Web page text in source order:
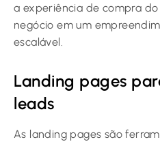
a experiência de compra do
negócio em um
escalável.
Landing pages
leads
As landing pages são